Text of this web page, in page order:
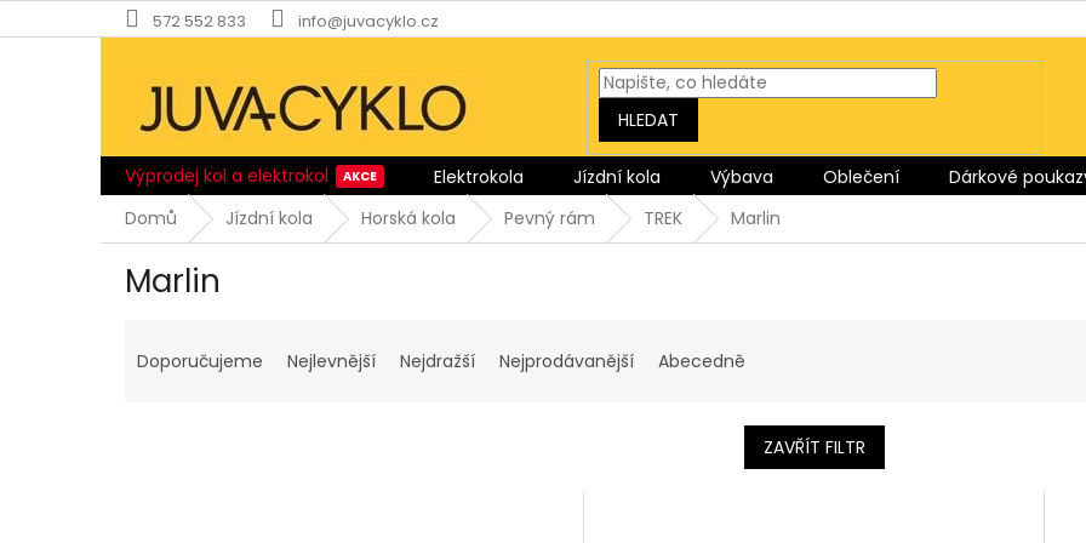
na
572 552 833 info@juvacyklo.cz
HLEDAT
Výprodej kol a elektrokol Elektrokola Jízdní kola Výbava Oblečení Dárkové
Domů
Jízdní kola Horská kola Pevný rám TREK Marlin
Marlin
aDoporučujeme Nejlevnější Nejdražší Nejprodávanější Abecedně
ZAVŘÍT FILTR